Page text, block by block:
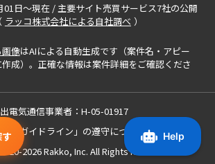
日～現在 / 主要サイト売買サービス7社の公開
ラッコ株式会社による自社調べ ）
像はAIによる自動生成です（案件名・アピー
成）。正確な情報は案件詳細をご確認くださ
電気通信事業者：H-05-01917
ガイドライン」の遵守について
2026Rakko, Inc. All Rights Reserved.